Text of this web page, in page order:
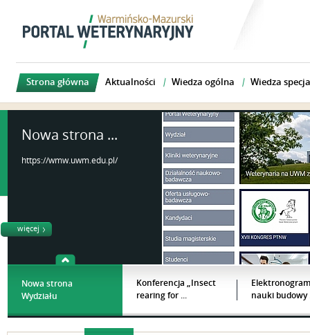
Strona główna Aktualności Wiedza ogólna Wiedza
Nowa strona ...
https://wmw.uwm.edu.pl/
więcej
Nowa strona
Wydziału
Konferencja „Insect
rearing for ...
nauki budowy